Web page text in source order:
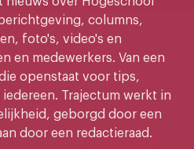
columns,
foto's, video's en
en medewerkers. Van een
openstaat voor tips,
Trajectum werkt in
geborgd door een
door een redactieraad.